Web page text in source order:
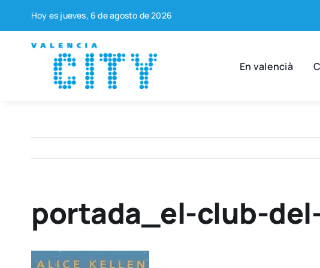
contenido
Hoy es jue­ves, 6 de agos­to de 2026
En valen­cià
portada_el-club-